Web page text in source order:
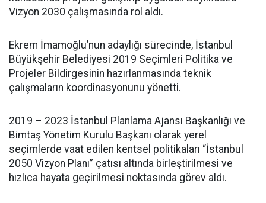
Vizyon 2030 çalışmasında rol aldı.
Ekrem İmamoğlu’nun adaylığı sürecinde, İstanbul
Büyükşehir Belediyesi 2019 Seçimleri Politika ve
Projeler Bildirgesinin hazırlanmasında teknik
çalışmaların koordinasyonunu yönetti.
2019 – 2023 İstanbul Planlama Ajansı Başkanlığı ve
Bimtaş Yönetim Kurulu Başkanı olarak yerel
seçimlerde vaat edilen kentsel politikaları “İstanbul
2050 Vizyon Planı” çatısı altında birleştirilmesi ve
hızlıca hayata geçirilmesi noktasında görev aldı.